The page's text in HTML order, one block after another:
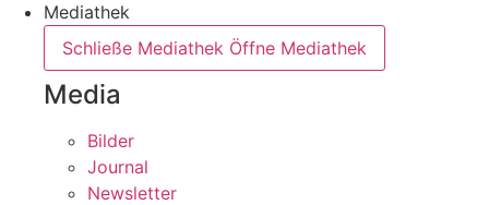
Mediathek
Schließe Mediathek Öffne Mediathek
Media
Bilder
Journal
Newsletter